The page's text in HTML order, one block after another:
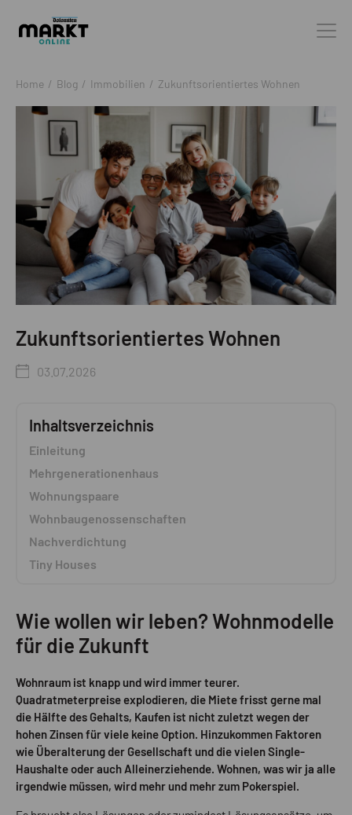
Home / Blog / Immobilien / Zukunftsorientiertes Wohnen
Zukunftsorientiertes Wohnen
03.07.2026
Inhaltsverzeichnis
Einleitung
Mehrgenerationenhaus
Wohnungspaare
Wohnbaugenossenschaften
Nachverdichtung
Tiny Houses
Wie wollen wir leben?Wohnmodelle
für die Zukunft
Wohnraum ist knapp und wird immer teurer.
Quadratmeterpreise explodieren, die Miete frisst gerne mal
die Hälfte des Gehalts, Kaufen ist nicht zuletzt wegen der
hohen Zinsen für viele keine Option. Hinzukommen Faktoren
wie Überalterung der Gesellschaft und die vielen Single-
Haushalte oder auch Alleinerziehende. Wohnen, was wir ja alle
irgendwie müssen, wird mehr und mehr zum Pokerspiel.